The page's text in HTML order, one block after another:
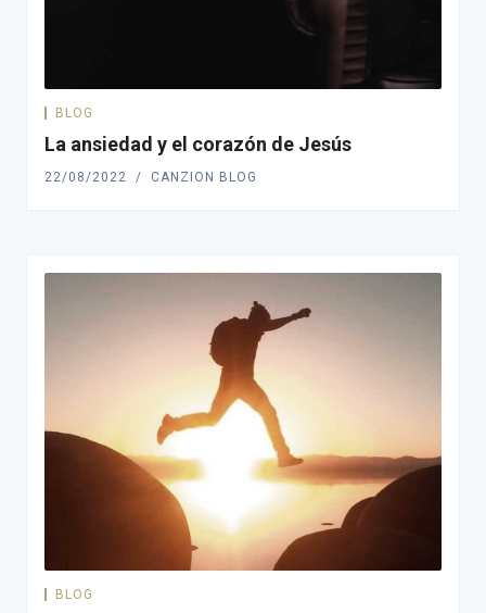
BLOG
La ansiedad y el corazón de Jesús
22/08/2022 CANZION BLOG
BLOG